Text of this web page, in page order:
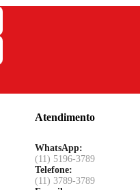
Atendimento
WhatsApp:
(11) 5196-3789
Telefone:
(11) 3789-3789